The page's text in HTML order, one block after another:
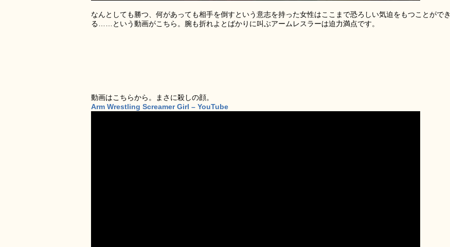
なんとしても勝つ、何があっても相手を倒すという意志を持った女性はここまで恐ろしい気迫をもつことができ
る……という動画がこちら。腕も折れよとばかりに叫ぶアームレスラーは迫力満点です。
動画はこちらから。まさに殺しの顔。
Arm Wrestling Screamer Girl – YouTube